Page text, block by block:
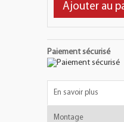
Ajouter au
Paiement sécurisé
En savoir plus
Montage